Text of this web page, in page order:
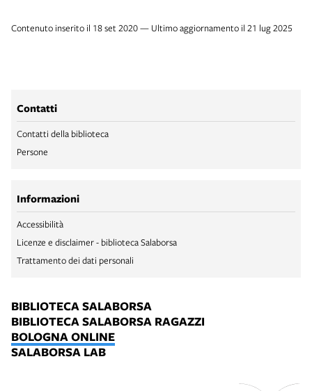
Contenuto inserito il 18 set 2020 — Ultimo aggiornamento il 21 lug 2025
Contatti
Contatti della biblioteca
Persone
Informazioni
Accessibilità
Licenze e disclaimer - biblioteca Salaborsa
Trattamento dei dati personali
BIBLIOTECA SALABORSA
BIBLIOTECA SALABORSA RAGAZZI
BOLOGNA ONLINE
SALABORSA LAB